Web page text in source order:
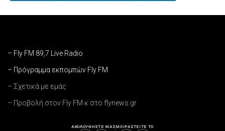
– Fly FM 89,7 Live Radio
– Πρόγραμμα εκπομπών Fly FM
– Σχετικά με εμάς
– Προβολή στον Fly FM κ στο flynews.gr
ΑΚΟΛΟΥΘΗΣΤΕ ΜΑΣΜΟΙΡΑΣΤΕΙΤΕ ΤΟ